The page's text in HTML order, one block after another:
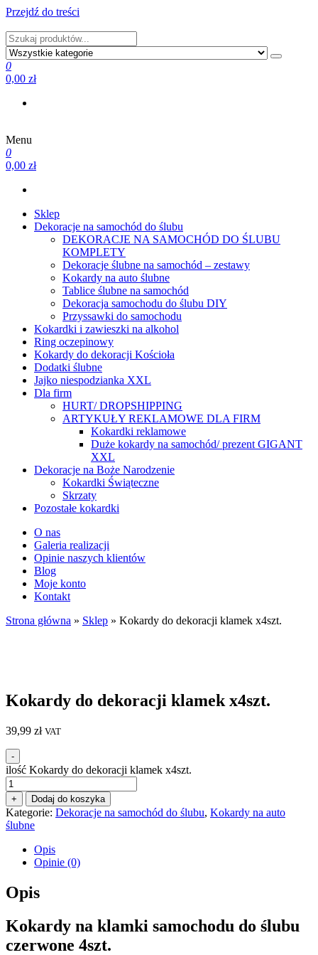
Przejdź do treści
PRODUCENT DEKORACJI ŚLUBNYCH I NIE TYLKO
0
0,00 zł
PRODUCENT DEKORACJI ŚLUBNYCH I NIE TYLKO
Menu
0
0,00 zł
Sklep
Dekoracje na samochód do ślubu
DEKORACJE NA SAMOCHÓD DO ŚLUBU
KOMPLETY
Dekoracje ślubne na samochód – zestawy
Kokardy na auto ślubne
Tablice ślubne na samochód
Dekoracja samochodu do ślubu DIY
Przyssawki do samochodu
Kokardki i zawieszki na alkohol
Ring oczepinowy
Kokardy do dekoracji Kościoła
Dodatki ślubne
Jajko niespodzianka XXL
Dla firm
HURT/ DROPSHIPPING
ARTYKUŁY REKLAMOWE DLA FIRM
Kokardki reklamowe
Duże kokardy na samochód/ prezent GIGANT
XXL
Dekoracje na Boże Narodzenie
Kokardki Świąteczne
Skrzaty
Pozostałe kokardki
O nas
Galeria realizacji
Opinie naszych klientów
Blog
Moje konto
Kontakt
Strona główna » Sklep » Kokardy do dekoracji klamek x4szt.
Kokardy do dekoracji klamek x4szt.
39,99 zł VAT
-
ilość Kokardy do dekoracji klamek x4szt.
+ Dodaj do koszyka
Kategorie: Dekoracje na samochód do ślubu, Kokardy na auto
ślubne
Opis
Opinie (0)
Opis
Kokardy na klamki samochodu do ślubu
czerwone 4szt.